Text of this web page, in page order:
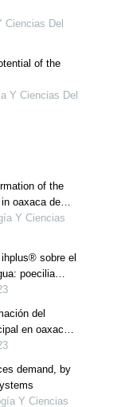
Ciencias Del
of the
Y Ciencias Del
of the
oaxaca de
Y Ciencias
sobre el
poecilia
del
en oaxaca
demand, by
Y Ciencias